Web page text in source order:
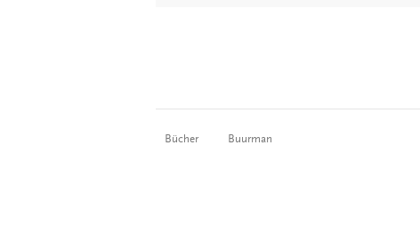
Bücher Buurman